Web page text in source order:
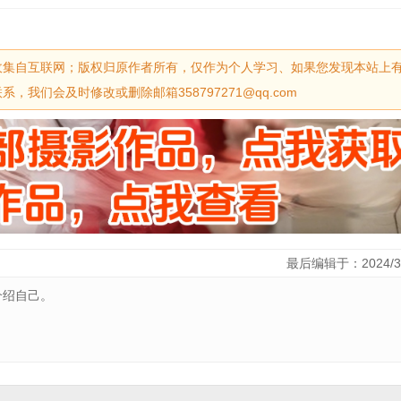
自互联网；版权归原作者所有，仅作为个人学习、如果您发现本站上
，我们会及时修改或删除邮箱358797271@qq.com
最后编辑于：2024/
自己。